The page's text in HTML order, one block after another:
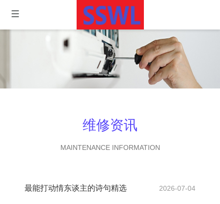
维修资讯
MAINTENANCE INFORMATION
最能打动情东谈主的诗句精选 2026-07-04